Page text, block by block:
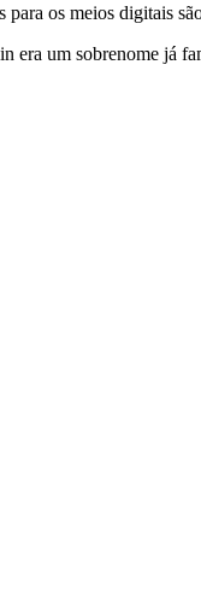
os meios digitais
era um sobrenome já